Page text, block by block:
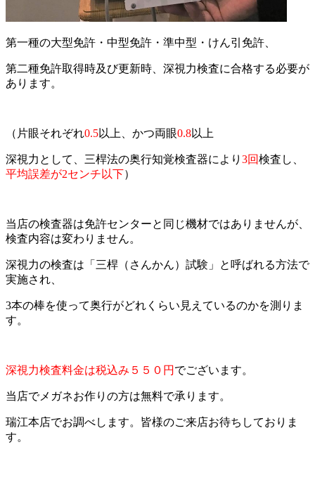
第一種の大型免許・中型免許・準中型・けん引免許、
第二種免許取得時及び更新時、深視力検査に合格する必要が
あります。
（片眼それぞれ0.5以上、かつ両眼0.8以上
深視力として、三桿法の奥行知覚検査器により 3回検査し、
平均誤差が2センチ以下）
当店の検査器は免許センターと同じ機材ではありませんが、
検査内容は変わりません。
深視力の検査は「三桿（さんかん）試験」と呼ばれる方法で
実施され、
3本の棒を使って奥行がどれくらい見えているのかを測りま
す。
深視力検査料金は税込み５５０円 でございます。
当店でメガネお作りの方は無料で承ります。
瑞江本店でお調べします。皆様のご来店お待ちしておりま
す。